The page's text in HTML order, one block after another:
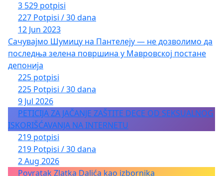
3 529 potpisi
227 Potpisi / 30 dana
12 Jun 2023
Сачувајмо Шумицу на Пантелеју — не дозволимо да
последња зелена површина у Мавровској постане
депонија
225 potpisi
225 Potpisi / 30 dana
9 Jul 2026
PETICIJA ZA JAČANJE ZAŠTITE DECE OD SEKSUALNOG
ISKORIŠĆAVANJA NA INTERNETU
219 potpisi
219 Potpisi / 30 dana
2 Aug 2026
Povratak Zlatka Dalića kao izbornika